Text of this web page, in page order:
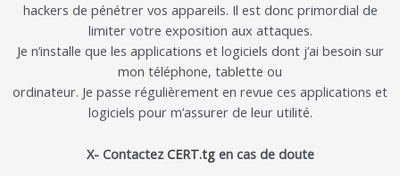
hackers de pénétrer vos appareils. Il est donc primordial de
limiter votre exposition aux attaques.
Je n’installe que les applications et logiciels dont j’ai besoin sur
mon téléphone, tablette ou
ordinateur. Je passe régulièrement en revue ces applications et
logiciels pour m’assurer de leur utilité.
X- Contactez CERT.tgen cas de doute